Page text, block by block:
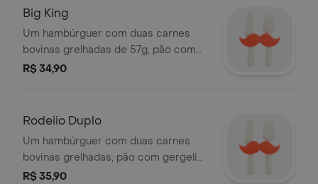
cuidadosamente armazenados e
preparados para você se deliciar
com um sanduíche fresquinho e de
alta qualidade. Imagem meramente
ilustrativa.
Big King
Um hambúrguer com duas carnes
bovinas grelhadas de 57g, pão com
gergelim, queijo derretido, picles,
R$ 34,90
Rodeiio Duplo
Um hambúrguer com duas carnes
bovinas grelhadas, pão com gergelim,
queijo derretido, onion rings, molho
R$ 35,90